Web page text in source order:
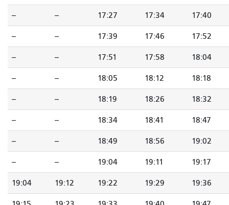
-- -- 17:27 17:34 17:40
-- -- 17:39 17:46 17:52
-- -- 17:51 17:58 18:04
-- -- 18:05 18:12 18:18
-- -- 18:19 18:26 18:32
-- -- 18:34 18:41 18:47
-- -- 18:49 18:56 19:02
-- -- 19:04 19:11 19:17
19:04 19:12 19:22 19:29 19:36